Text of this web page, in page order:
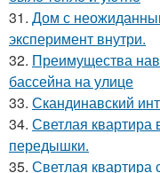
31. Дом с
эксперимент внутри.
32. Преимущества
бассейна на улице
33. Скандинавский
34. Светлая квартира
передышки.
35. Светлая квартира